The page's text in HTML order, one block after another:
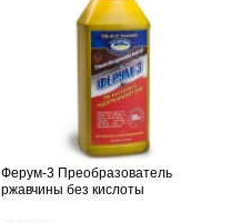
Ферум-3 Преобразователь
ржавчины без кислоты